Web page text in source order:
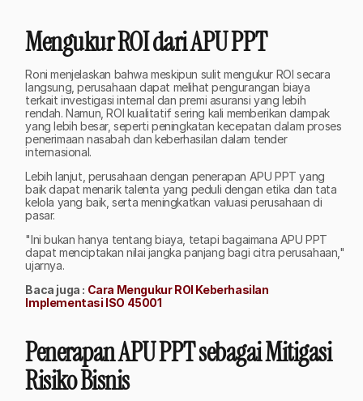
Mengukur ROI dari APU PPT
Roni menjelaskan bahwa meskipun sulit mengukur ROI secara
langsung, perusahaan dapat melihat pengurangan biaya
terkait investigasi internal dan premi asuransi yang lebih
rendah. Namun, ROI kualitatif sering kali memberikan dampak
yang lebih besar, seperti peningkatan kecepatan dalam proses
penerimaan nasabah dan keberhasilan dalam tender
internasional.
Lebih lanjut, perusahaan dengan penerapan APU PPT yang
baik dapat menarik talenta yang peduli dengan etika dan tata
kelola yang baik, serta meningkatkan valuasi perusahaan di
pasar.
"Ini bukan hanya tentang biaya, tetapi bagaimana APU PPT
dapat menciptakan nilai jangka panjang bagi citra perusahaan,"
ujarnya.
Baca juga : Cara Mengukur ROI Keberhasilan
Implementasi ISO 45001
Penerapan APU PPT sebagai Mitigasi
Risiko Bisnis